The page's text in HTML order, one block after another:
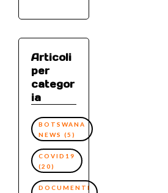
Articoli
per
categor
ia
BOTSWANA
NEWS (5)
COVID19
(20)
DOCUMENTI